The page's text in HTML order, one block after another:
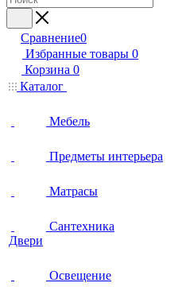
Сравнение0
Избранные товары 0
Корзина 0
Каталог
Мебель
Предметы интерьера
Матрасы
Сантехника
Двери
Освещение